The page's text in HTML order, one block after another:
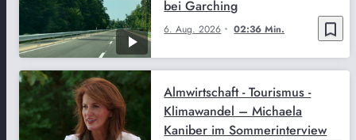
bookmark_border
6. Aug. 2026 02:36 Min.
bei Garching
Almwirtschaft - Tourismus -
Klimawandel – Michaela
Kaniber im Sommerinterview